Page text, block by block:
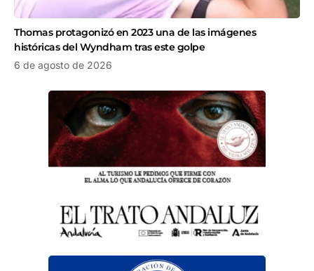
Thomas protagonizó en 2023 una de las imágenes
históricas del Wyndham tras este golpe
6 de agosto de 2026